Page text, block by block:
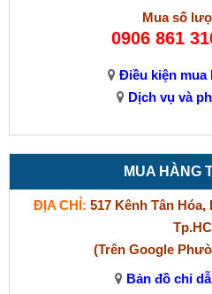
Mua số
0906 861
Điều kiện mua
Dịch vụ và
MUA HÀNG
ĐỊA CHỈ: 517 Kênh Tân Hóa,
(Trên Google
Bản đồ chỉ